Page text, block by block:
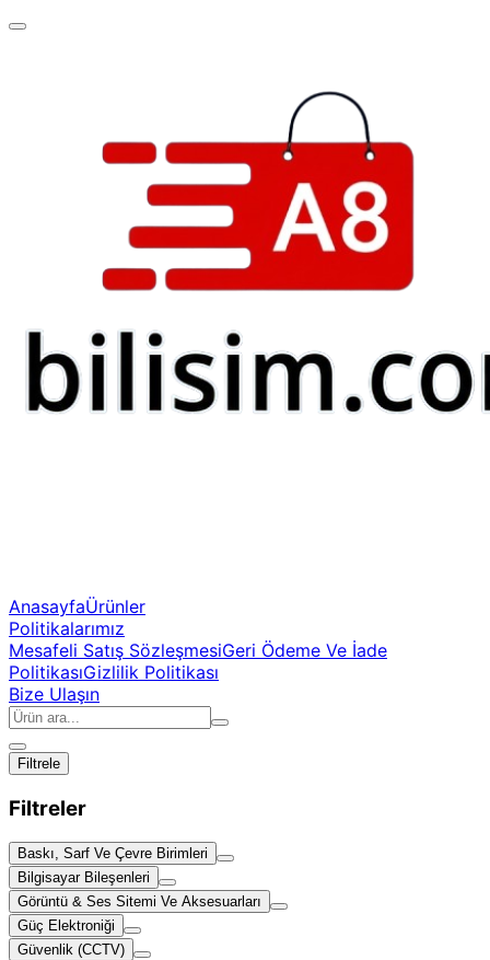
AnasayfaÜrünler
Politikalarımız
Mesafeli Satış SözleşmesiGeri Ödeme Ve İade
PolitikasıGizlilik Politikası
Bize Ulaşın
Filtrele
Filtreler
Baskı, Sarf Ve Çevre Birimleri
Bilgisayar Bileşenleri
Görüntü & Ses Sitemi Ve Aksesuarları
Güç Elektroniği
Güvenlik (CCTV)